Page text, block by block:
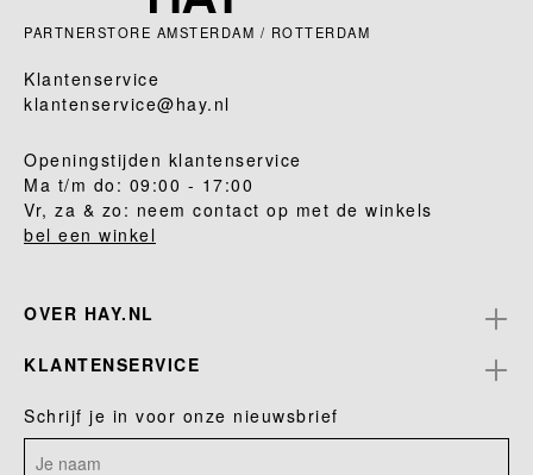
PARTNERSTORE AMSTERDAM / ROTTERDAM
Klantenservice
klantenservice@hay.nl
Openingstijden klantenservice
Ma t/m do: 09:00 - 17:00
Vr, za & zo: neem contact op met de winkels
bel een winkel
OVER HAY.NL
KLANTENSERVICE
Schrijf je in voor onze nieuwsbrief